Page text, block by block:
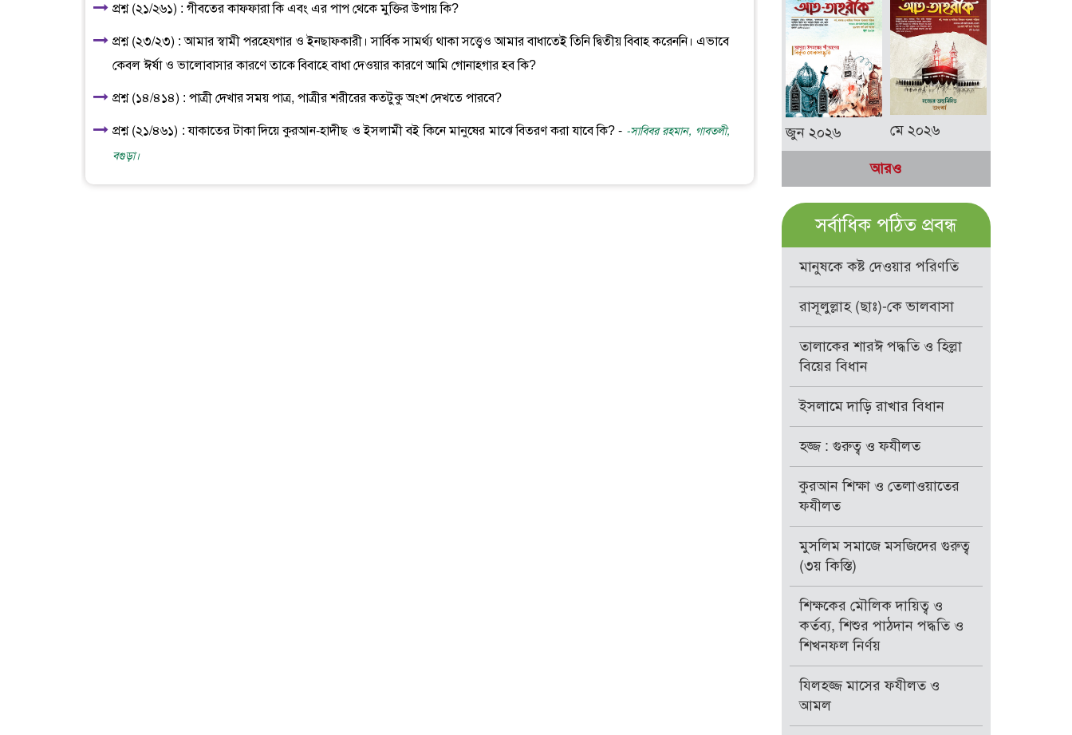
প্রশ্ন (২১/২৬১) : গীবতের কাফফারা কি এবং এর পাপ থেকে মুক্তির উপায় কি?
প্রশ্ন (২৩/২৩) : আমার স্বামী পরহেযগার ও ইনছাফকারী। সার্বিক সামর্থ্য থাকা সত্ত্বেও আমার বাধাতেই তিনি দ্বিতীয় বিবাহ করেননি। এভাবে
কেবল ঈর্ষা ও ভালোবাসার কারণে তাকে বিবাহে বাধা দেওয়ার কারণে আমি গোনাহগার হব কি?
প্রশ্ন (১৪/৪১৪) : পাত্রী দেখার সময় পাত্র, পাত্রীর শরীরের কতটুকু অংশ দেখতে পারবে?
প্রশ্ন (২১/৪৬১) : যাকাতের টাকা দিয়ে কুরআন-হাদীছ ও ইসলামী বই কিনে মানুষের মাঝে বিতরণ করা যাবে কি? - -সাবিবর রহমান, গাবতলী,
বগুড়া।
জুন ২০২৬ মে ২০২৬
আরও
সর্বাধিক পঠিত প্রবন্ধ
মানুষকে কষ্ট দেওয়ার পরিণতি
রাসূলুল্লাহ (ছাঃ)-কে ভালবাসা
তালাকের শারঈ পদ্ধতি ও হিল্লা
বিয়ের বিধান
ইসলামে দাড়ি রাখার বিধান
হজ্জ : গুরুত্ব ও ফযীলত
কুরআন শিক্ষা ও তেলাওয়াতের
ফযীলত
মুসলিম সমাজে মসজিদের গুরুত্ব
(৩য় কিস্তি)
শিক্ষকের মৌলিক দায়িত্ব ও
কর্তব্য, শিশুর পাঠদান পদ্ধতি ও
শিখনফল নির্ণয়
যিলহজ্জ মাসের ফযীলত ও
আমল